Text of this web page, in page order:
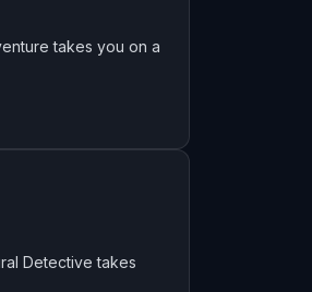
takes you on a
Detective takes